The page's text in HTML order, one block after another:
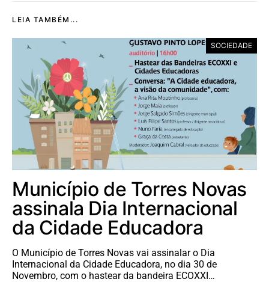
LEIA TAMBÉM...
SOCIEDADE
Município de Torres Novas
assinala Dia Internacional
da Cidade Educadora
O Município de Torres Novas vai assinalar o Dia
Internacional da Cidade Educadora, no dia 30 de
Novembro, com o hastear da bandeira ECOXXI…